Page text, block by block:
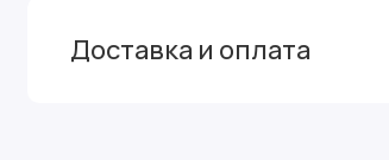
Доставка и оплата